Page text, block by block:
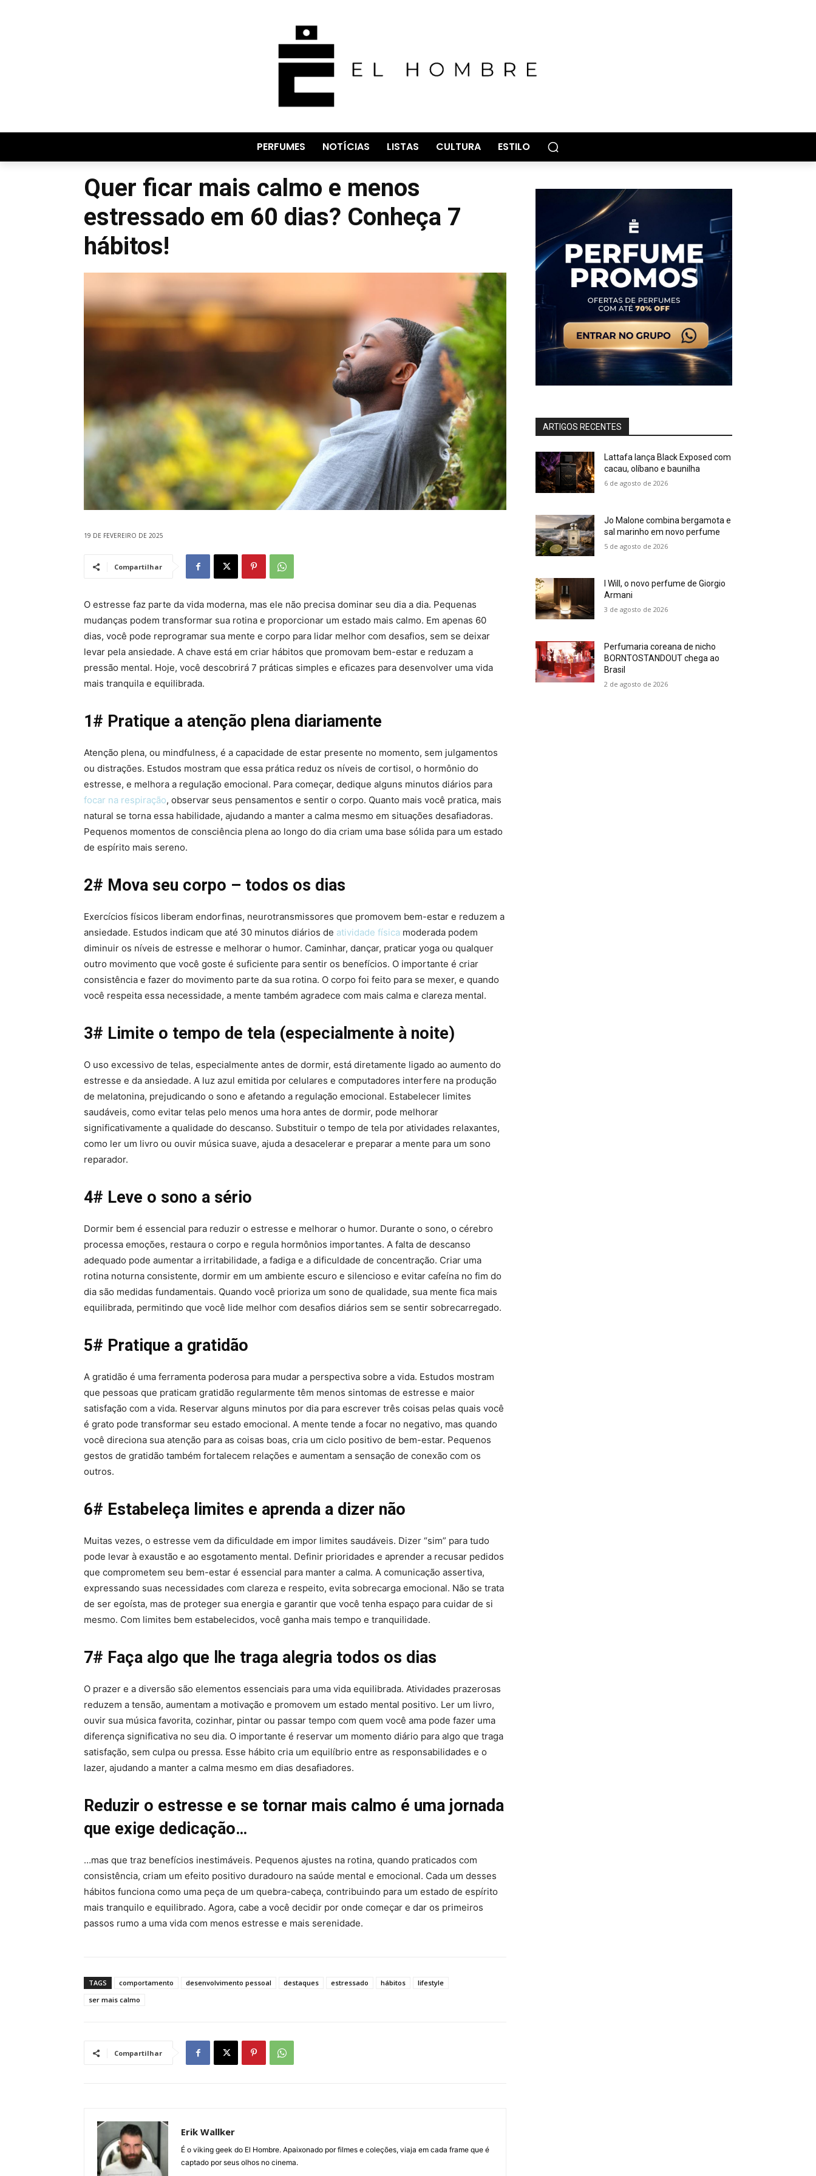
PERFUMES NOTÍCIAS LISTAS CULTURA ESTILO
Quer ficar mais calmo e menos
estressado em 60 dias? Conheça 7
hábitos!
19 DE FEVEREIRO DE 2025
Compartilhar
O estresse faz parte da vida moderna, mas ele não precisa dominar seu dia a dia. Pequenas
mudanças podem transformar sua rotina e proporcionar um estado mais calmo. Em apenas 60
dias, você pode reprogramar sua mente e corpo para lidar melhor com desafios, sem se deixar
levar pela ansiedade. A chave está em criar hábitos que promovam bem-estar e reduzam a
pressão mental. Hoje, você descobrirá 7 práticas simples e eficazes para desenvolver uma vida
mais tranquila e equilibrada.
1# Pratique a atenção plena diariamente
Atenção plena, ou mindfulness, é a capacidade de estar presente no momento, sem julgamentos
ou distrações. Estudos mostram que essa prática reduz os níveis de cortisol, o hormônio do
estresse, e melhora a regulação emocional. Para começar, dedique alguns minutos diários para
focar na respiração, observar seus pensamentos e sentir o corpo. Quanto mais você pratica, mais
natural se torna essa habilidade, ajudando a manter a calma mesmo em situações desafiadoras.
Pequenos momentos de consciência plena ao longo do dia criam uma base sólida para um estado
de espírito mais sereno.
2# Mova seu corpo – todos os dias
Exercícios físicos liberam endorfinas, neurotransmissores que promovem bem-estar e reduzem a
ansiedade. Estudos indicam que até 30 minutos diários de atividade física moderada podem
diminuir os níveis de estresse e melhorar o humor. Caminhar, dançar, praticar yoga ou qualquer
outro movimento que você goste é suficiente para sentir os benefícios. O importante é criar
consistência e fazer do movimento parte da sua rotina. O corpo foi feito para se mexer, e quando
você respeita essa necessidade, a mente também agradece com mais calma e clareza mental.
3# Limite o tempo de tela (especialmente à noite)
O uso excessivo de telas, especialmente antes de dormir, está diretamente ligado ao aumento do
estresse e da ansiedade. A luz azul emitida por celulares e computadores interfere na produção
de melatonina, prejudicando o sono e afetando a regulação emocional. Estabelecer limites
saudáveis, como evitar telas pelo menos uma hora antes de dormir, pode melhorar
significativamente a qualidade do descanso. Substituir o tempo de tela por atividades relaxantes,
como ler um livro ou ouvir música suave, ajuda a desacelerar e preparar a mente para um sono
reparador.
4# Leve o sono a sério
Dormir bem é essencial para reduzir o estresse e melhorar o humor. Durante o sono, o cérebro
processa emoções, restaura o corpo e regula hormônios importantes. A falta de descanso
adequado pode aumentar a irritabilidade, a fadiga e a dificuldade de concentração. Criar uma
rotina noturna consistente, dormir em um ambiente escuro e silencioso e evitar cafeína no fim do
dia são medidas fundamentais. Quando você prioriza um sono de qualidade, sua mente fica mais
equilibrada, permitindo que você lide melhor com desafios diários sem se sentir sobrecarregado.
5# Pratique a gratidão
A gratidão é uma ferramenta poderosa para mudar a perspectiva sobre a vida. Estudos mostram
que pessoas que praticam gratidão regularmente têm menos sintomas de estresse e maior
satisfação com a vida. Reservar alguns minutos por dia para escrever três coisas pelas quais você
é grato pode transformar seu estado emocional. A mente tende a focar no negativo, mas quando
você direciona sua atenção para as coisas boas, cria um ciclo positivo de bem-estar. Pequenos
gestos de gratidão também fortalecem relações e aumentam a sensação de conexão com os
outros.
6# Estabeleça limites e aprenda a dizer não
Muitas vezes, o estresse vem da dificuldade em impor limites saudáveis. Dizer “sim” para tudo
pode levar à exaustão e ao esgotamento mental. Definir prioridades e aprender a recusar pedidos
que comprometem seu bem-estar é essencial para manter a calma. A comunicação assertiva,
expressando suas necessidades com clareza e respeito, evita sobrecarga emocional. Não se trata
de ser egoísta, mas de proteger sua energia e garantir que você tenha espaço para cuidar de si
mesmo. Com limites bem estabelecidos, você ganha mais tempo e tranquilidade.
7# Faça algo que lhe traga alegria todos os dias
O prazer e a diversão são elementos essenciais para uma vida equilibrada. Atividades prazerosas
reduzem a tensão, aumentam a motivação e promovem um estado mental positivo. Ler um livro,
ouvir sua música favorita, cozinhar, pintar ou passar tempo com quem você ama pode fazer uma
diferença significativa no seu dia. O importante é reservar um momento diário para algo que traga
satisfação, sem culpa ou pressa. Esse hábito cria um equilíbrio entre as responsabilidades e o
lazer, ajudando a manter a calma mesmo em dias desafiadores.
Reduzir o estresse e se tornar mais calmo é uma jornada
que exige dedicação…
…mas que traz benefícios inestimáveis. Pequenos ajustes na rotina, quando praticados com
consistência, criam um efeito positivo duradouro na saúde mental e emocional. Cada um desses
hábitos funciona como uma peça de um quebra-cabeça, contribuindo para um estado de espírito
mais tranquilo e equilibrado. Agora, cabe a você decidir por onde começar e dar os primeiros
passos rumo a uma vida com menos estresse e mais serenidade.
TAGS comportamento desenvolvimento pessoal destaques estressado hábitos
lifestyle
ser mais calmo
Compartilhar
Erik Wallker
É o viking geek do El Hombre. Apaixonado por filmes e coleções, viaja em cada frame que é
captado por seus olhos no cinema.
ARTIGOS RECENTES
Lattafa lança Black Exposed com
cacau, olíbano e baunilha
6 de agosto de 2026
Jo Malone combina bergamota e
sal marinho em novo perfume
5 de agosto de 2026
I Will, o novo perfume de Giorgio
Armani
3 de agosto de 2026
Perfumaria coreana de nicho
BORNTOSTANDOUT chega ao
Brasil
2 de agosto de 2026